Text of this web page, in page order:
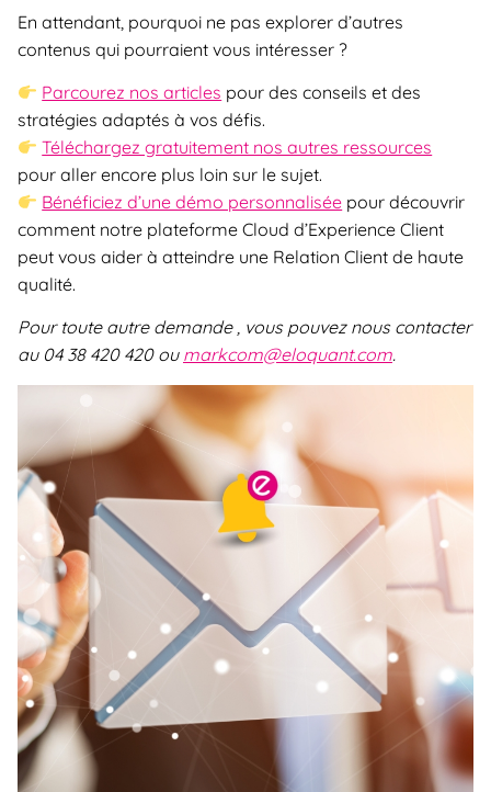
En attendant, pourquoi ne pas explorer d’autres
contenus qui pourraient vous intéresser ?
Parcourez nos articles pour des conseils et des
stratégies adaptés à vos défis.
Téléchargez gratuitement nos autres ressources
pour aller encore plus loin sur le sujet.
Bénéficiez d’une démo personnalisée pour découvrir
comment notre plateforme Cloud d’Experience Client
peut vous aider à atteindre une Relation Client de haute
qualité.
Pour toute autre demande , vous pouvez nous contacter
au 04 38 420 420 ou markcom@eloquant.com.